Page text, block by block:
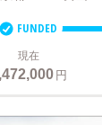
FUNDED
現在
円